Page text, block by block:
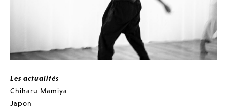
Les actualités
Chiharu Mamiya
Japon